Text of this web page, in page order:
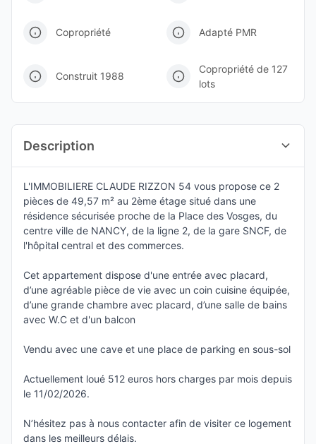
Copropriété Adapté PMR
Construit 1988
Copropriété de 127
lots
Description
L'IMMOBILIERE CLAUDE RIZZON 54 vous propose ce 2
pièces de 49,57 m² au 2ème étage situé dans une
résidence sécurisée proche de la Place des Vosges, du
centre ville de NANCY, de la ligne 2, de la gare SNCF, de
l'hôpital central et des commerces.
Cet appartement dispose d'une entrée avec placard,
d’une agréable pièce de vie avec un coin cuisine équipée,
d’une grande chambre avec placard, d’une salle de bains
avec W.C et d'un balcon
Vendu avec une cave et une place de parking en sous-sol
Actuellement loué 512 euros hors charges par mois depuis
le 11/02/2026.
N’hésitez pas à nous contacter afin de visiter ce logement
dans les meilleurs délais.